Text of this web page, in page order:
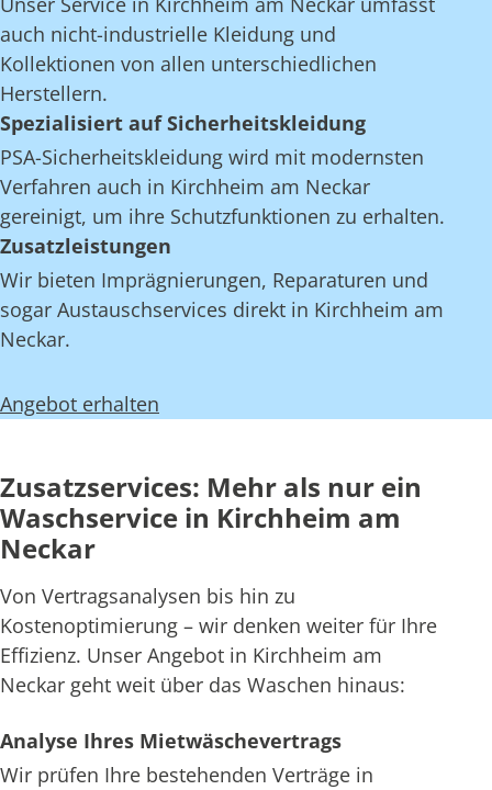
auch nicht-industrielle Kleidung und
Kollektionen von allen unterschiedlichen
Herstellern.
Spezialisiert auf Sicherheitskleidung
PSA-Sicherheitskleidung wird mit modernsten
Verfahren auch in Kirchheim am Neckar
gereinigt, um ihre Schutzfunktionen zu erhalten.
Zusatzleistungen
Wir bieten Imprägnierungen, Reparaturen und
sogar Austauschservices direkt in Kirchheim am
Neckar.
Angebot erhalten
Zusatzservices: Mehr als nur ein
Waschservice in Kirchheim am
Neckar
Von Vertragsanalysen bis hin zu
Kostenoptimierung – wir denken weiter für Ihre
Effizienz. Unser Angebot in Kirchheim am
Neckar geht weit über das Waschen hinaus:
Analyse Ihres Mietwäschevertrags
Wir prüfen Ihre bestehenden Verträge in